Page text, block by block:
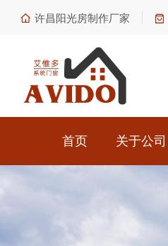
许昌阳光房制作厂家
首页 关于公司